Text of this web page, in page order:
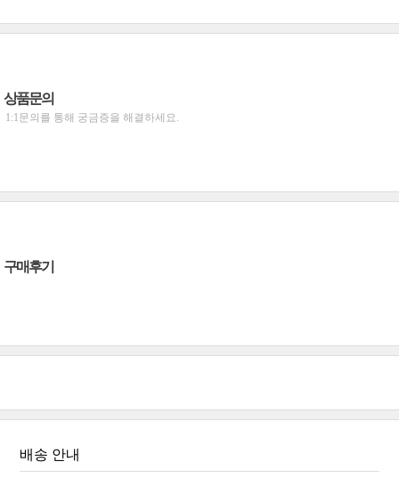
상품문의
1:1문의를 통해 궁금증을 해결하세요.
구매후기
배송 안내